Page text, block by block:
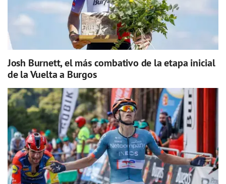
Josh Burnett, el más combativo de la etapa inicial
de la Vuelta a Burgos